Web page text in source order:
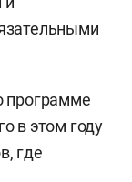
программе
в этом году
где